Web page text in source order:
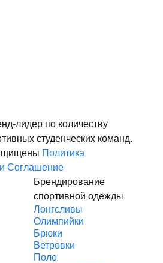
лидер по количеству
студенческих команд.
Политика
Соглашение
Брендирование
спортивной одежды
Лонгсливы
Олимпийки
Брюки
Ветровки
Поло